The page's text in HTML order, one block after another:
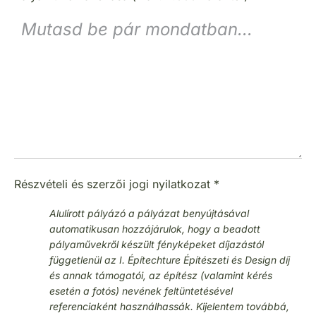
Részvételi és szerzői jogi nyilatkozat *
Alulírott pályázó a pályázat benyújtásával
automatikusan hozzájárulok, hogy a beadott
pályaművekről készült fényképeket díjazástól
függetlenül az I. Építechture Építészeti és Design díj
és annak támogatói, az építész (valamint kérés
esetén a fotós) nevének feltüntetésével
referenciaként használhassák. Kijelentem továbbá,